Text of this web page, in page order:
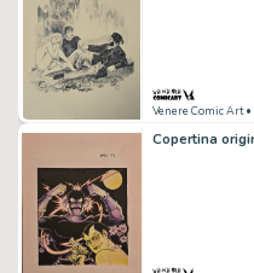
Venere Comic Art•